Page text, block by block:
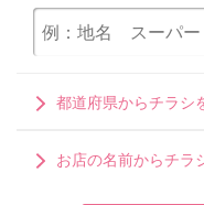
都道府県からチラシ
お店の名前からチラ